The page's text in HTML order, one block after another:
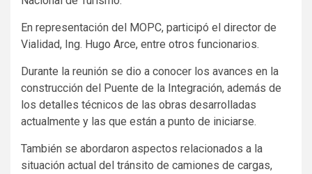
En representación del MOPC, participó el director de
Vialidad, Ing. Hugo Arce, entre otros funcionarios.
Durante la reunión se dio a conocer los avances en la
construcción del Puente de la Integración, además de
los detalles técnicos de las obras desarrolladas
actualmente y las que están a punto de iniciarse.
También se abordaron aspectos relacionados a la
situación actual del tránsito de camiones de cargas,